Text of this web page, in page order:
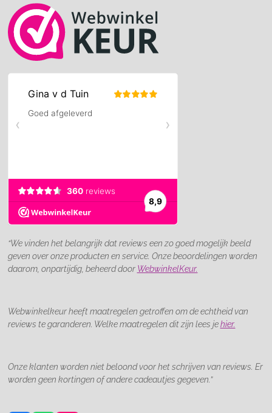
“We vinden het belangrijk dat reviews een zo goed mogelijk beeld
geven over onze producten en service. Onze beoordelingen worden
daarom, onpartijdig, beheerd door WebwinkelKeur.
Webwinkelkeur heeft maatregelen getroffen om de echtheid van
reviews te garanderen. Welke maatregelen dit zijn lees je hier.
Onze klanten worden niet beloond voor het schrijven van reviews. Er
worden geen kortingen of andere cadeautjes gegeven.”